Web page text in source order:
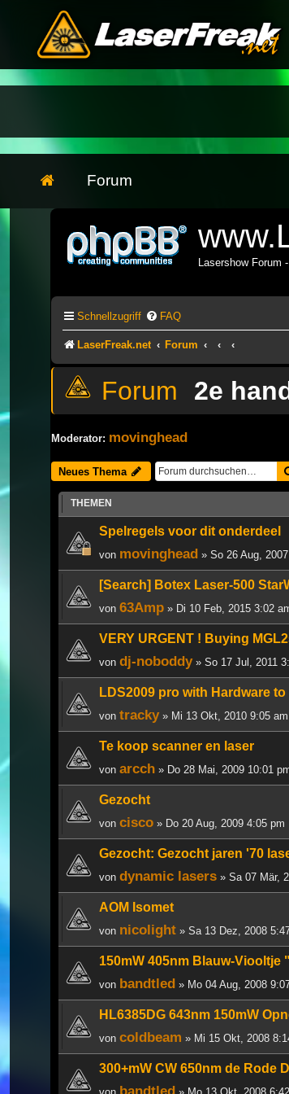
Forum
Lasershow Forum
Schnellzugriff FAQ
LaserFreak.net Forum
2e
Moderator: movinghead
Neues Thema
THEMEN
Spelregels voor dit onderdeel
von movinghead » So 26 Aug,
[Search] Botex Laser-500
von 63Amp » Di 10 Feb, 2015 3:02
VERY URGENT ! Buying
von dj-noboddy» So 17 Jul, 2011
LDS2009 pro with Hardware to
von tracky» Mi 13 Okt, 2010 9:05 am
Te koop scanner en laser
von arcch » Do 28 Mai, 2009 10:01
Gezocht
von cisco » Do 20 Aug, 2009 4:05 pm
Gezocht: Gezocht jaren '70
von dynamic lasers » Sa 07 Mär,
AOM Isomet
von nicolight » Sa 13 Dez, 2008
150mW 405nm Blauw-
von bandtled » Mo 04 Aug, 2008
HL6385DG 643nm 150mW
von coldbeam » Mi 15 Okt, 2008
300+mW CW 650nm de Rode
bandtled